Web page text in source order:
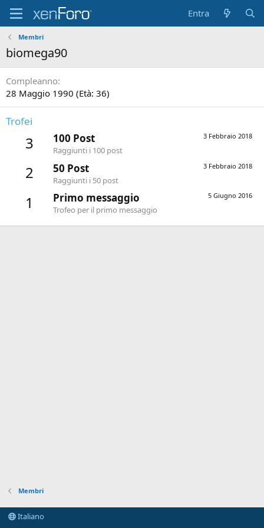
Entra
Membri
biomega90
Compleanno
28 Maggio 1990 (Età: 36)
Trofei
3 3 Febbraio 2018
100 Post
Raggiunti i 100 post
2 3 Febbraio 2018
50 Post
Raggiunti i 50 post
1 5 Giugno 2016
Primo messaggio
Trofeo per il primo messaggio
Membri
Italiano